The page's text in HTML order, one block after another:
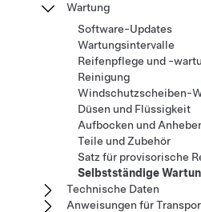
Wartung
Software-Updates
Wartungsintervalle
Reifenpflege und -
Reinigung
Windschutzscheiben-
Düsen und Flüssigkeit
Aufbocken und
Teile und Zubehör
Satz für provisorische
Selbstständige
Technische Daten
Anweisungen für